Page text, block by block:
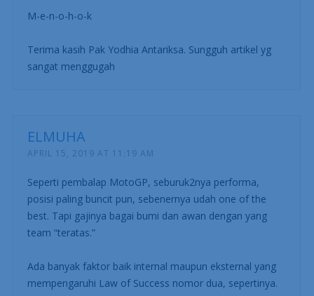
M-e-n-o-h-o-k
Terima kasih Pak Yodhia Antariksa. Sungguh artikel yg
sangat menggugah
ELMUHA
APRIL 15, 2019 AT 11:19 AM
Seperti pembalap MotoGP, seburuk2nya performa,
posisi paling buncit pun, sebenernya udah one of the
best. Tapi gajinya bagai bumi dan awan dengan yang
team “teratas.”
Ada banyak faktor baik internal maupun eksternal yang
mempengaruhi Law of Success nomor dua, sepertinya.